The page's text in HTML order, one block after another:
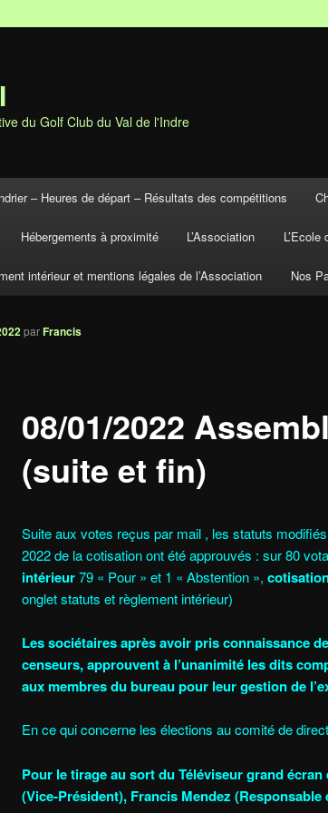
du Golf Club du Val de l'Indre
principal
secondaire
– Heures de départ – Résultats des compétitions
Hébergements à proximité L’Association L’Ecole
intérieur et mentions légales de l’Association Nos
08/01/2022
(suite et fin)
parFrancis
Suite aux votes reçus par mail , les statuts
2022 de la cotisation ont été approuvés : sur 80
intérieur79 « Pour » et 1 « Abstention »,
onglet statuts et règlement intérieur)
Les sociétaires après avoir pris connaissance
censeurs, approuvent à l’unanimité les dits
aux membres du bureau pour leur gestion de
En ce qui concerne les élections au comité de
Pour le tirage au sort du Téléviseur grand
(Vice-Président), Francis Mendez